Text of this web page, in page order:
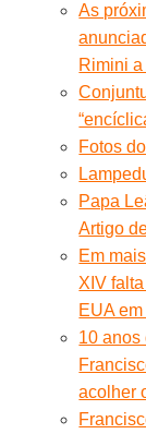
As
Rimini
Fotos
Papa
Artigo
Em
XIV
EUA
10 anos
acolher